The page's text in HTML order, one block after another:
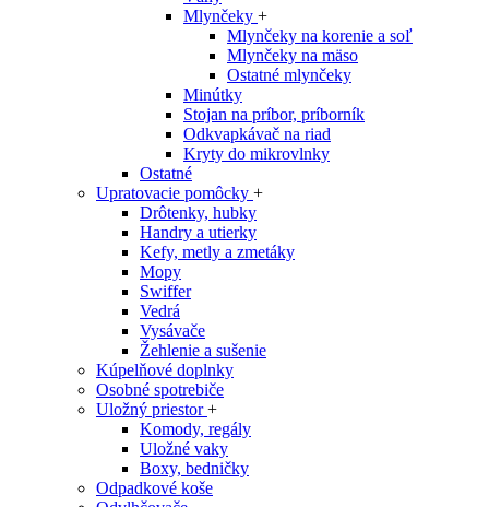
Mlynčeky +
Mlynčeky na korenie a soľ
Mlynčeky na mäso
Ostatné mlynčeky
Minútky
Stojan na príbor, príborník
Odkvapkávač na riad
Kryty do mikrovlnky
Ostatné
Upratovacie pomôcky +
Drôtenky, hubky
Handry a utierky
Kefy, metly a zmetáky
Mopy
Swiffer
Vedrá
Vysávače
Žehlenie a sušenie
Kúpelňové doplnky
Osobné spotrebiče
Uložný priestor+
Komody, regály
Uložné vaky
Boxy, bedničky
Odpadkové koše